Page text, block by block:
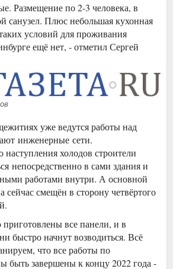
Размещение по 2-3 человека, в
санузел. Плюс небольшая кухонная
условий для проживания
ещё нет, - отметил Сергей
уже ведутся работы над
инженерные сети.
наступления холодов строители
непосредственно в сами здания и
работами внутри. А основной
сейчас смещён в сторону четвёртого
все панели, и в
быстро начнут возводиться. Всё
что все работы по
быть завершены к концу 2022 года -